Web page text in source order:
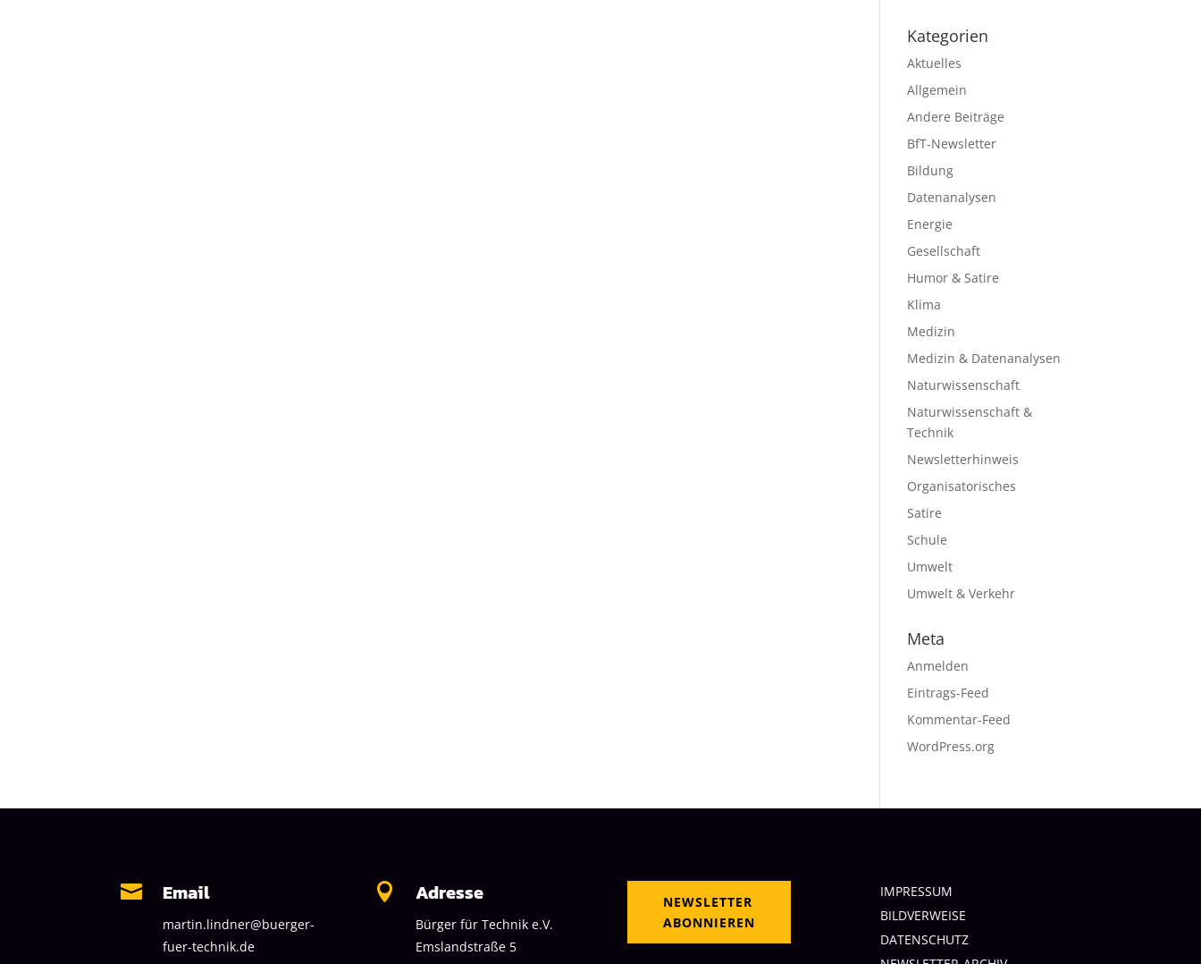
Kategorien
Aktuelles
Allgemein
Andere Beiträge
BfT-Newsletter
Bildung
Datenanalysen
Energie
Gesellschaft
Humor & Satire
Klima
Medizin
Medizin & Datenanalysen
Naturwissenschaft
Naturwissenschaft &
Technik
Newsletterhinweis
Organisatorisches
Satire
Schule
Umwelt
Umwelt & Verkehr
Meta
Anmelden
Eintrags-Feed
Kommentar-Feed
WordPress.org
 Email
martin.lindner@buerger-
fuer-technik.de
 Adresse
Bürger für Technik e.V.
Emslandstraße 5
NEWSLETTER
ABONNIEREN
IMPRESSUM
BILDVERWEISE
DATENSCHUTZ